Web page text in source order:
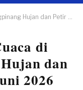
Petir pada Selasa 9 Juni 2026
di
dan
2026